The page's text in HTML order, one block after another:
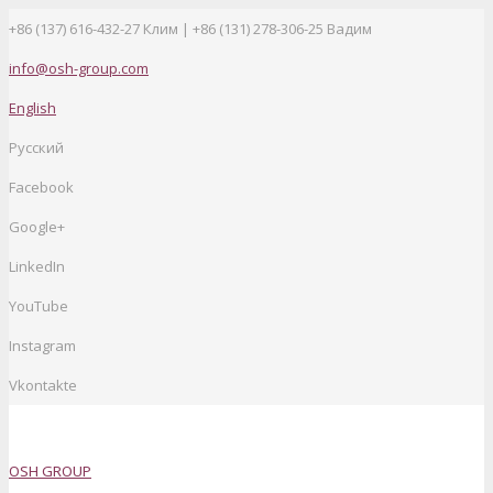
+86 (137) 616-432-27 Клим | +86 (131) 278-306-25 Вадим
info@osh-group.com
English
Русский
Facebook
Google+
LinkedIn
YouTube
Instagram
Vkontakte
OSH GROUP